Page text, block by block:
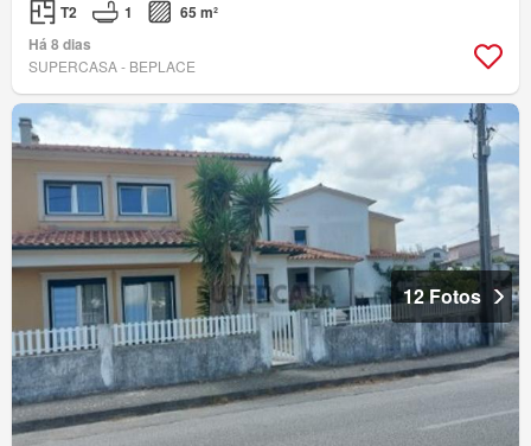
T2 1
65 m²
Há 8 dias
SUPERCASA - BEPLACE
12 Fotos